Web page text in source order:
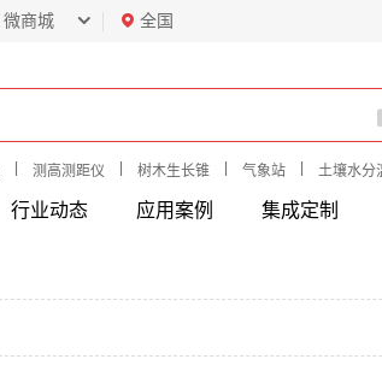
微商城 全国
测高测距仪 树木生长锥 气象站 土壤水分
行业动态 应用案例 集成定制